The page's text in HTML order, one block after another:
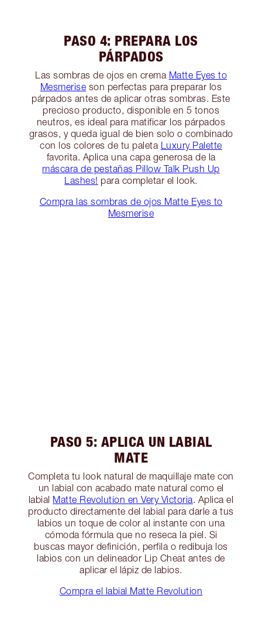
PASO 4: PREPARA LOS
PÁRPADOS
Las sombras de ojos en crema Matte Eyes to
Mesmerise son perfectas para preparar los
párpados antes de aplicar otras sombras. Este
precioso producto, disponible en 5 tonos
neutros, es ideal para matificar los párpados
grasos, y queda igual de bien solo o combinado
con los colores de tu paleta Luxury Palette
favorita. Aplica una capa generosa de la
máscara de pestañas Pillow Talk Push Up
Lashes! para completar el look.
Compra las sombras de ojos Matte Eyes to
Mesmerise
PASO 5: APLICA UN LABIAL
MATE
Completa tu look natural de maquillaje mate con
un labial con acabado mate natural como el
labial Matte Revolution en Very Victoria . Aplica el
producto directamente del labial para darle a tus
labios un toque de color al instante con una
cómoda fórmula que no reseca la piel. Si
buscas mayor definición, perfila o redibuja los
labios con un delineador Lip Cheat antes de
aplicar el lápiz de labios.
Compra el labial Matte Revolution